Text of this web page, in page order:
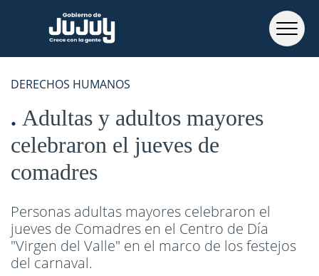
DERECHOS HUMANOS
Adultas y adultos mayores
celebraron el jueves de
comadres
Personas adultas mayores celebraron el
jueves de Comadres en el Centro de Día
"Virgen del Valle" en el marco de los festejos
del carnaval.